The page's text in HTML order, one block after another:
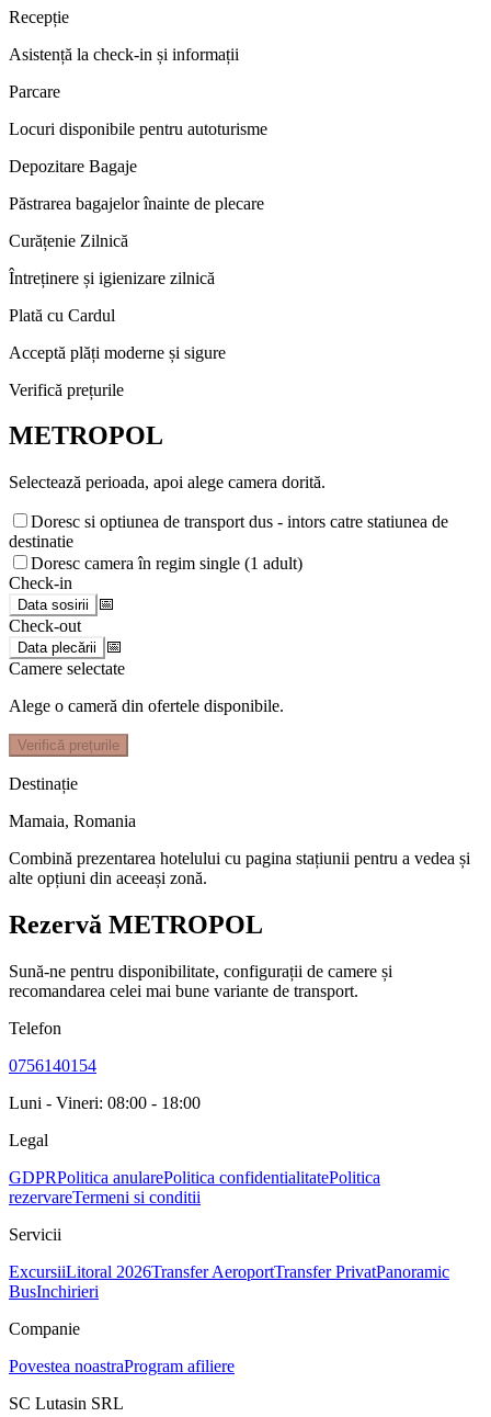
Recepție
Asistență la check-in și informații
Parcare
Locuri disponibile pentru autoturisme
Depozitare Bagaje
Păstrarea bagajelor înainte de plecare
Curățenie Zilnică
Întreținere și igienizare zilnică
Plată cu Cardul
Acceptă plăți moderne și sigure
Verifică prețurile
METROPOL
Selectează perioada, apoi alege camera dorită.
Doresc si optiunea de transport dus - intors catre statiunea de
destinatie
Doresc camera în regim single (1 adult)
Check-in
Data sosirii
📅
Check-out
Data plecării
📅
Camere selectate
Alege o cameră din ofertele disponibile.
Verifică prețurile
Destinație
Mamaia, Romania
Combină prezentarea hotelului cu pagina stațiunii pentru a vedea și
alte opțiuni din aceeași zonă.
Rezervă METROPOL
Sună-ne pentru disponibilitate, configurații de camere și
recomandarea celei mai bune variante de transport.
Telefon
0756140154
Luni - Vineri: 08:00 - 18:00
Legal
GDPRPolitica anularePolitica confidentialitatePolitica
rezervareTermeni si conditii
Servicii
ExcursiiLitoral 2026Transfer AeroportTransfer PrivatPanoramic
BusInchirieri
Companie
Povestea noastraProgram afiliere
SC Lutasin SRL